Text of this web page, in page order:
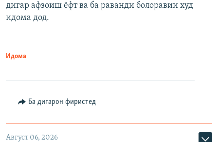
дигар афзоиш ёфт ва ба раванди болоравии худ
идома дод.
Идома
Ба дигарон фиристед
Август 06, 2026